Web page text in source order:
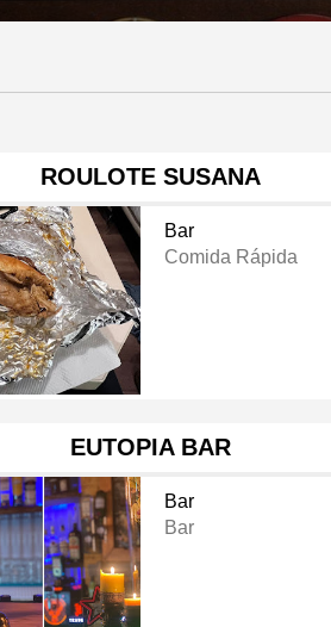
ROULOTE SUSANA
Bar
Comida Rápida
EUTOPIA BAR
Bar
Bar